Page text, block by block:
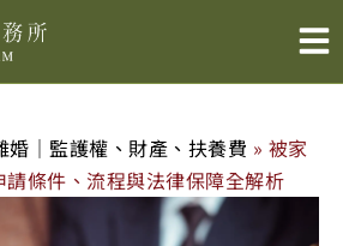
婚｜監護權、財產、扶養費 » 被家
條件、流程與法律保障全解析